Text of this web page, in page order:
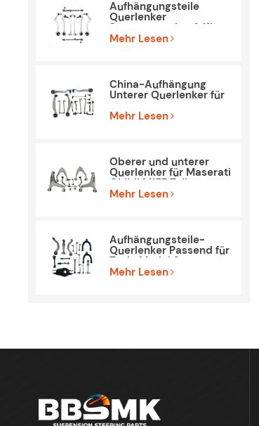
Aufhängungsteile
Querlenker
Spurstangenkopf-Kit
für BMW E90 E84
Mehr Lesen
China-Aufhängung
Unterer Querlenker für
S212
Mehr Lesen
Oberer und unterer
Querlenker für Maserati
Ghibli M157 Teile
Mehr Lesen
Aufhängungsteile-
Querlenker Passend für
Tesla Model 3
Mehr Lesen